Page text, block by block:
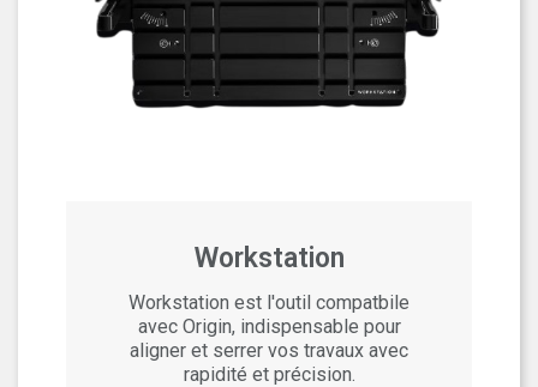
Workstation
Workstation est l'outil compatbile
avec Origin, indispensable pour
aligner et serrer vos travaux avec
rapidité et précision.